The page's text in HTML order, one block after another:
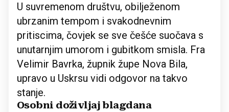
U suvremenom društvu, obilježenom
ubrzanim tempom i svakodnevnim
pritiscima, čovjek se sve češće suočava s
unutarnjim umorom i gubitkom smisla. Fra
Velimir Bavrka, župnik župe Nova Bila,
upravo u Uskrsu vidi odgovor na takvo
stanje.
Osobni doživljaj blagdana